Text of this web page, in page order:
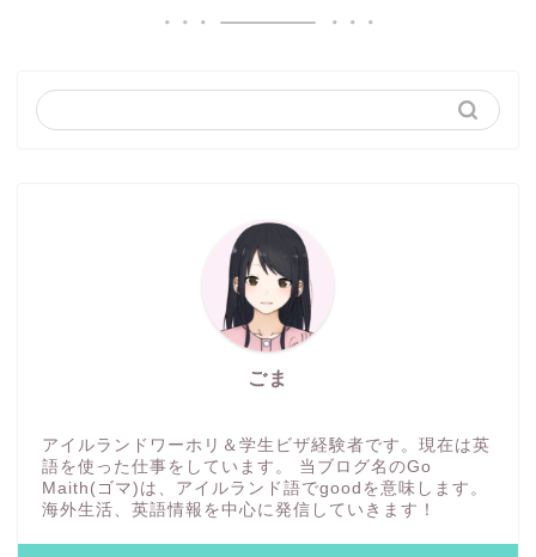
ごま
アイルランドワーホリ＆学生ビザ経験者です。現在は英
語を使った仕事をしています。 当ブログ名のGo
Maith(ゴマ)は、アイルランド語でgoodを意味します。
海外生活、英語情報を中心に発信していきます！